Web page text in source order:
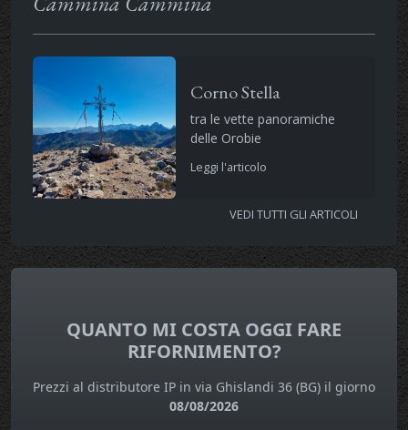
Corno Stella
tra le vette panoramiche
delle Orobie
Leggi l'articolo
VEDI TUTTI GLI ARTICOLI
QUANTO MI COSTA OGGI FARE
RIFORNIMENTO?
Prezzi al distributore IP in via Ghislandi 36 (BG) il giorno
08/08/2026